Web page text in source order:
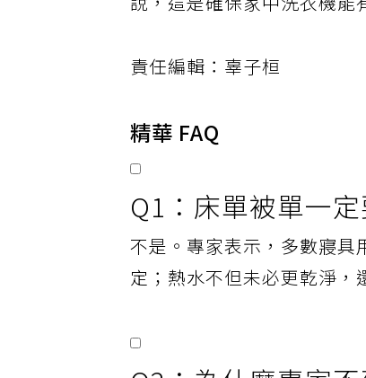
說，這是確保家中洗衣機能
責任編輯：辜子桓
精華 FAQ
Q1：床單被單一
不是。專家表示，多數寢
定；熱水不但未必更乾淨，